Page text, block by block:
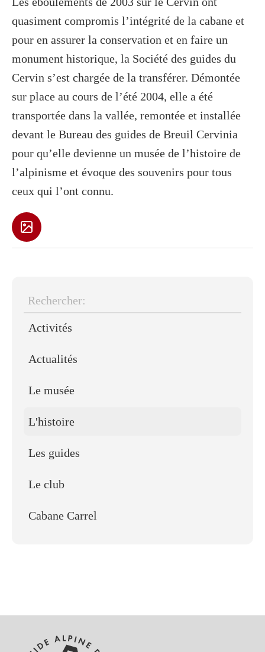
quasiment compromis l’intégrité de la cabane et
pour en assurer la conservation et en faire un
monument historique, la Société des guides du
Cervin s’est chargée de la transférer. Démontée
sur place au cours de l’été 2004, elle a été
transportée dans la vallée, remontée et installée
devant le Bureau des guides de Breuil Cervinia
pour qu’elle devienne un musée de l’histoire de
l’alpinisme et évoque des souvenirs pour tous
ceux qui l’ont connu.
Rechercher:
Activités
Actualités
Le musée
L'histoire
Les guides
Le club
Cabane Carrel